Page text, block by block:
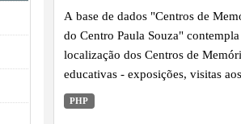
A base de dados "Centros de
do Centro Paula Souza"
localização dos Centros de
educativas - exposições, visitas
Acervos históricos e publicações,
diante.
PHP